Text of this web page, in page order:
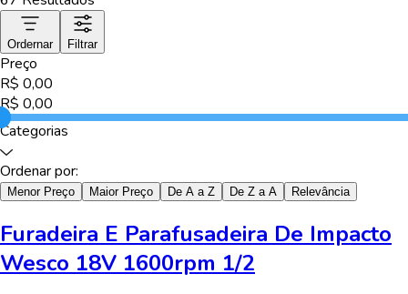
Ordernar Filtrar
Preço
R$ 0,00
R$ 0,00
Categorias
Ordenar por:
Menor Preço Maior Preço De A a Z De Z a A Relevância
Furadeira E Parafusadeira De Impacto
Wesco 18V 1600rpm 1/2